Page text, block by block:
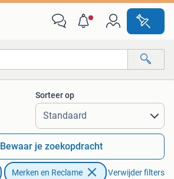
Alle afstanden…
Sorteer op
Bewaar je zoekopdracht
Merken en Reclame Verwijder filters